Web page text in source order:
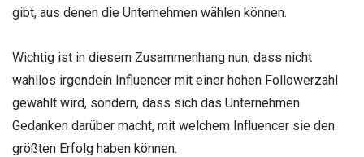
gibt, aus denen die Unternehmen wählen können.
Wichtig ist in diesem Zusammenhang nun, dass nicht
wahllos irgendein Influencer mit einer hohen Followerzahl
gewählt wird, sondern, dass sich das Unternehmen
Gedanken darüber macht, mit welchem Influencer sie den
größten Erfolg haben können.